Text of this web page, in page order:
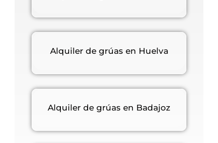
Alquiler de grúas en Huelva
Alquiler de grúas en Badajoz